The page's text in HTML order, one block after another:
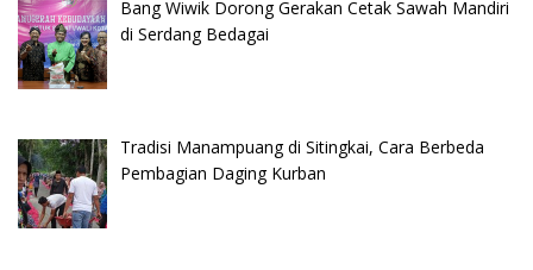
Bang Wiwik Dorong Gerakan Cetak Sawah Mandiri
di Serdang Bedagai
Tradisi Manampuang di Sitingkai, Cara Berbeda
Pembagian Daging Kurban